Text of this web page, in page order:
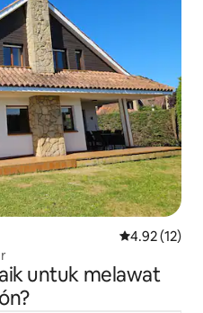
Penarafan
4.92 (12)
untuk melawat